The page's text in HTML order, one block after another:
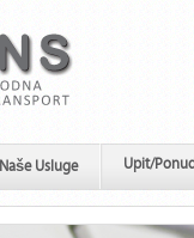
Naše Usluge Upit/